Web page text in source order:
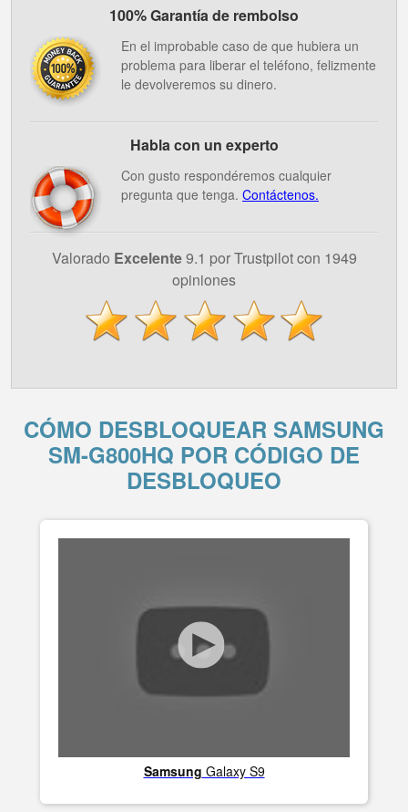
100% Garantía de rembolso
En el improbable caso de que hubiera un
problema para liberar el teléfono, felizmente
le devolveremos su dinero.
Habla con un experto
Con gusto respondéremos cualquier
pregunta que tenga. Contáctenos.
Valorado Excelente9.1 por Trustpilot con 1949
opiniones
CÓMO DESBLOQUEAR SAMSUNG
SM-G800HQ POR CÓDIGO DE
DESBLOQUEO
Samsung Galaxy S9